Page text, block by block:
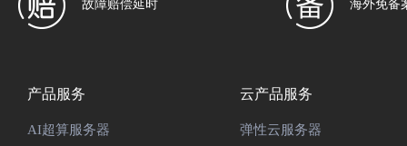
故障赔偿延时 海外免备
产品服务
AI超算服务器
云产品服务
弹性云服务器